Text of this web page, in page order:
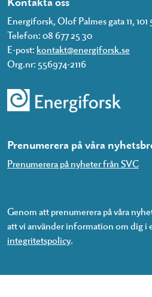
Energiforsk, Olof Palmes gata 11,
Telefon: 08 677 25 30
E-post: kontakt@energiforsk.se
Org.nr: 556974-2116
Prenumerera på våra
Prenumerera på nyheter från SVC
Genom att prenumerera på våra
att vi använder information om dig i
integritetspolicy.